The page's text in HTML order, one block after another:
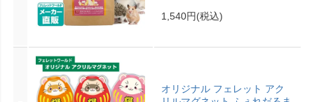
1,540円(税込)
オリジナル フェレット アク